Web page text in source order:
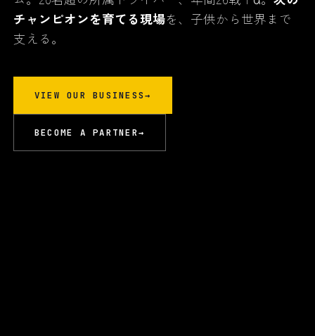
チャンピオンを育てる現場を、子供から世界まで
支える。
VIEW OUR BUSINESS→
BECOME A PARTNER→